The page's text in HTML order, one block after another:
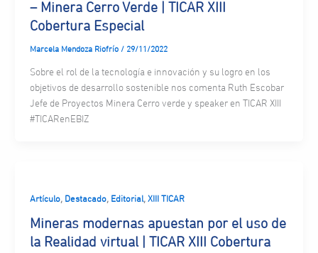
– Minera Cerro Verde | TICAR XIII
Cobertura Especial
Marcela Mendoza Riofrío / 29/11/2022
Sobre el rol de la tecnología e innovación y su logro en los
objetivos de desarrollo sostenible nos comenta Ruth Escobar
Jefe de Proyectos Minera Cerro verde y speaker en TICAR XIII
#TICARenEBIZ
Artículo, Destacado, Editorial, XIII TICAR
Mineras modernas apuestan por el uso de
la Realidad virtual | TICAR XIII Cobertura